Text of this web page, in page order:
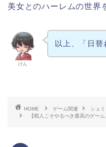
美女とのハーレムの世界
けん
以上、「日替
HOME ゲーム関連
シュ
【暇人こそやるべき最高のゲー